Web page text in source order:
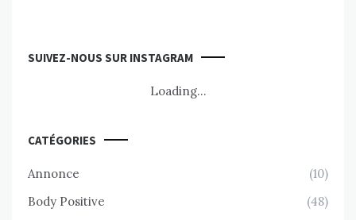
SUIVEZ-NOUS SUR INSTAGRAM
Loading...
CATÉGORIES
Annonce
(10)
Body Positive
(48)